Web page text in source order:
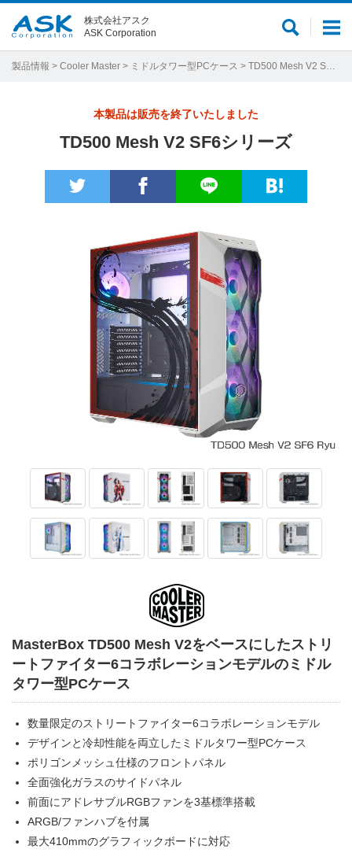
メ
ュ
サ
ト
株式会社アスク
ASK Corporation
製品情報 > Cooler Master > ミドルタワー型PCケース > TD500 Mesh V2 SF6シリーズ
本製品は販売を終了いたしました
TD500 Mesh V2 SF6シリーズ
MasterBox TD500 Mesh V2をベースにしたストリ
ートファイター6コラボレーションモデルのミドル
タワー型PCケース
数量限定のストリートファイター6コラボレーションモデル
デザインと冷却性能を両立したミドルタワー型PCケース
ポリゴンメッシュ仕様のフロントパネル
全面強化ガラスのサイドパネル
前面にアドレサブルRGBファンを3基標準搭載
ARGB/ファンハブを付属
最大410mmのグラフィックボードに対応